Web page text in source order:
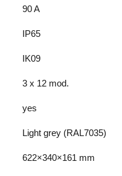
90 A
IP65
IK09
3 x 12 mod.
yes
Light grey (RAL7035)
622×340×161 mm